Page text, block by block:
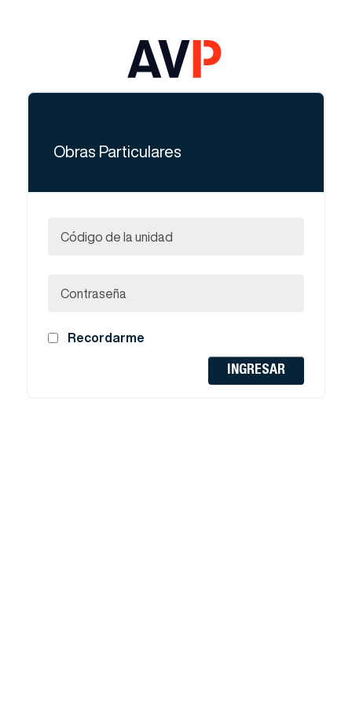
Obras Particulares
Código de la unidad
Contraseña
Recordarme